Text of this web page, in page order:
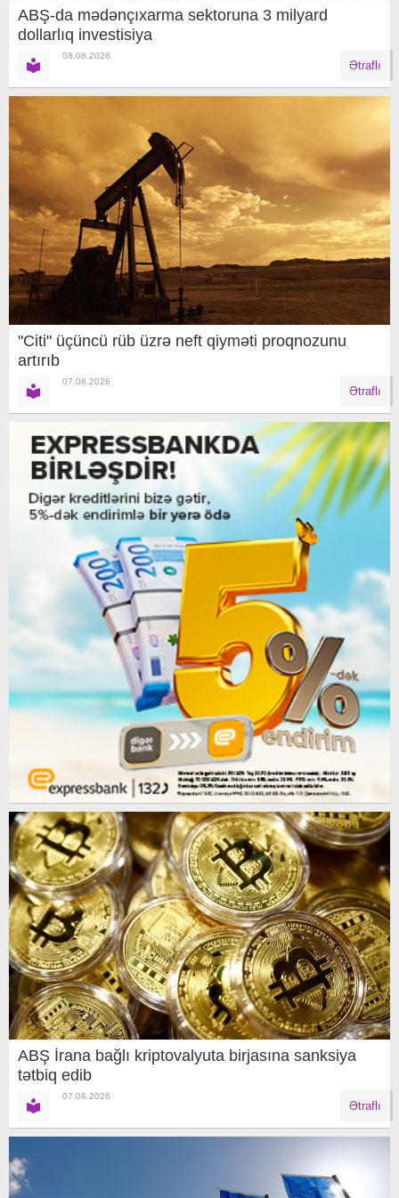
ABŞ-da mədənçıxarma sektoruna 3 milyard
dollarlıq investisiya
08.08.2026
Ətraflı
"Citi" üçüncü rüb üzrə neft qiyməti proqnozunu
artırıb
07.08.2026
Ətraflı
ABŞ İrana bağlı kriptovalyuta birjasına sanksiya
tətbiq edib
07.08.2026
Ətraflı